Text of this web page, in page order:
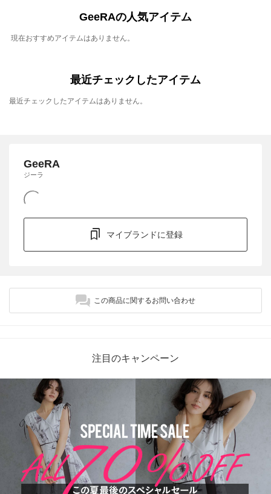
GeeRAの人気アイテム
現在おすすめアイテムはありません。
最近チェックしたアイテム
最近チェックしたアイテムはありません。
GeeRA
ジーラ
マイブランドに登録
この商品に関するお問い合わせ
注目のキャンペーン